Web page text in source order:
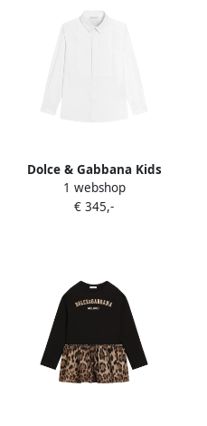
Dolce & Gabbana Kids
Katoenen shirt met knopen
Wit
1 webshop
€ 345,-